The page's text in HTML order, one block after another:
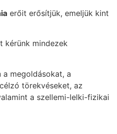
erőit erősítjük, emeljük kint
kérünk mindezek
megoldásokat, a
törekvéseket, az
a szellemi-lelki-fizikai